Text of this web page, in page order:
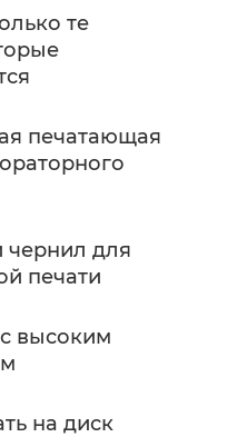
те
печатающая
для
печати
высоким
на диск